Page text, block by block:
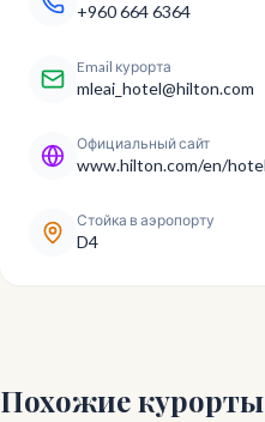
+960 664 6364
Email курорта
mleai_hotel@hilton.com
Официальный сайт
Стойка в аэропорту
D4
Похожие курорты